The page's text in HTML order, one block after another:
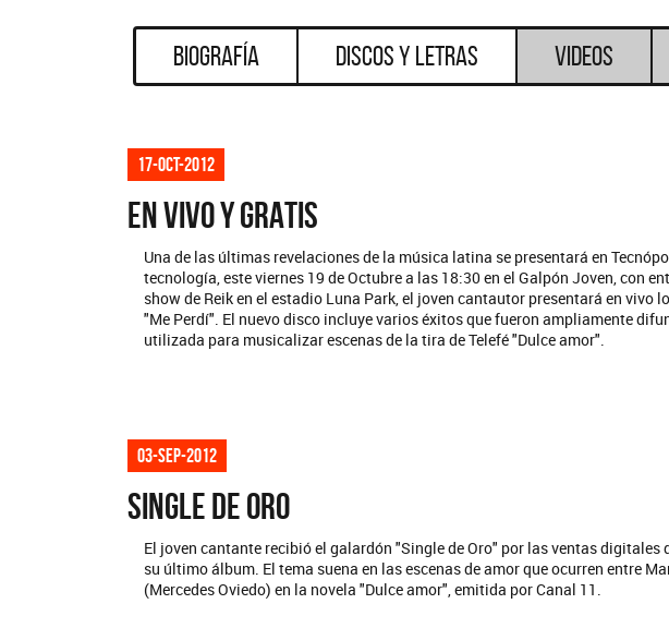
Biografía Discos y Letras Videos
17-oct-2012
EN VIVO Y GRATIS
Una de las últimas revelaciones de la música latina se presentará en
tecnología, este viernes 19 de Octubre a las 18:30 en el Galpón Joven, con
show de Reik en el estadio Luna Park, el joven cantautor presentará en vivo
"Me Perdí". El nuevo disco incluye varios éxitos que fueron ampliamente
utilizada para musicalizar escenas de la tira de Telefé "Dulce amor".
03-sep-2012
SINGLE DE ORO
El joven cantante recibió el galardón "Single de Oro" por las ventas digitales
su último álbum. El tema suena en las escenas de amor que ocurren entre
(Mercedes Oviedo) en la novela "Dulce amor", emitida por Canal 11.